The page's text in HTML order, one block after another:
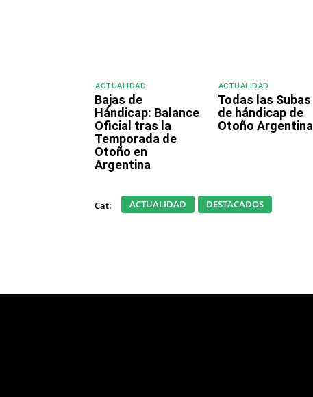
ACTUALIDAD
Bajas de
Hándicap: Balance
Oficial tras la
Temporada de
Otoño en
Argentina
ACTUALIDAD
Todas las Subas
de hándicap de
Otoño Argentina
Cat: ACTUALIDAD DESTACADOS